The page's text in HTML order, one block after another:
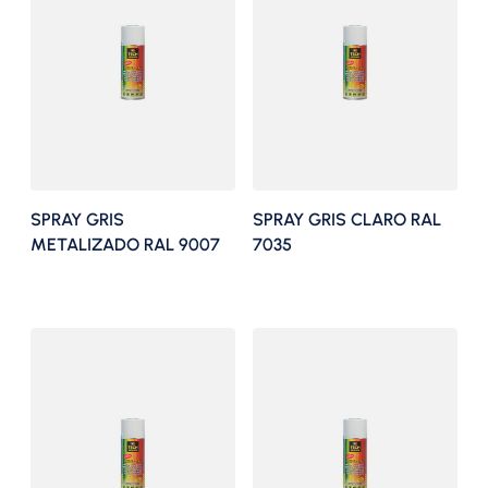
SPRAY GRIS
METALIZADO RAL 9007
SPRAY GRIS CLARO RAL
7035